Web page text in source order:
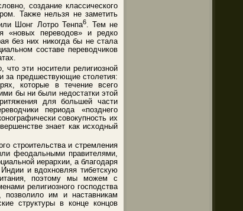
создание классического
Также нельзя не заметить
Шонг Лотро Тенпа6. Тем не
«новых переводов» и редко
без них никогда бы не стала
составе переводчиков
эти носители религиозной
за предшествующие столетия:
которые в течение всего
бы ни были недостатки этой
для большей части
периода «позднего
совокупность их
знает как исходный
строительства и стремления
феодальными правителями,
иерархии, а благодаря
и вдохновляя тибетскую
поэтому мы можем с
религиозного господства
позволило им и наставникам
структуры в конце концов